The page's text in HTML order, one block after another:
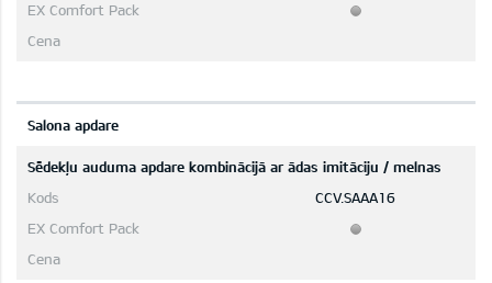
Salona apdare
Sēdekļu auduma apdare kombinācijā ar ādas imitāciju / melnas
CCV.SAAA16